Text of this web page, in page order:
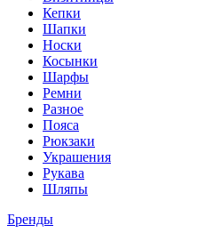
Кепки
Шапки
Носки
Косынки
Шарфы
Ремни
Разное
Пояса
Рюкзаки
Украшения
Рукава
Шляпы
Бренды